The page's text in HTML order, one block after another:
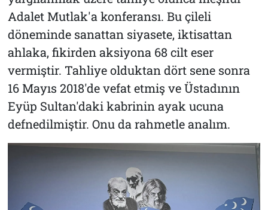
Adalet Mutlak'a konferansı. Bu çileli
döneminde sanattan siyasete, iktisattan
ahlaka, fikirden aksiyona 68 cilt eser
vermiştir. Tahliye olduktan dört sene sonra
16 Mayıs 2018'de vefat etmiş ve Üstadının
Eyüp Sultan'daki kabrinin ayak ucuna
defnedilmiştir. Onu da rahmetle analım.